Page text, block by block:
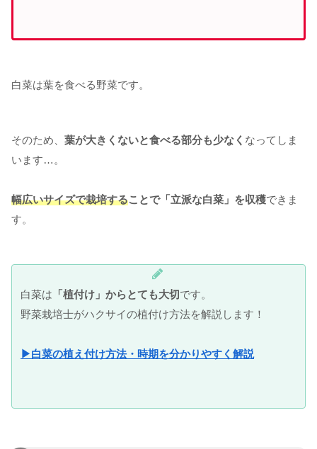
白菜は葉を食べる野菜です。
そのため、 葉が大きくないと食べる部分も少なく なってしま
います…。
幅広いサイズで栽培することで「立派な白菜」を収穫できま
す。
白菜は 「植付け」からとても大切です。
野菜栽培士がハクサイの植付け方法を解説します！
▶白菜の植え付け方法・時期を分かりやすく解説